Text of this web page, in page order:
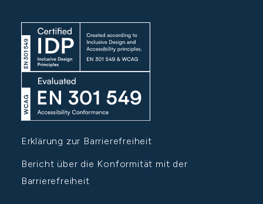
Erklärung zur Barrierefreiheit
Bericht über die Konformität mit der
Barrierefreiheit